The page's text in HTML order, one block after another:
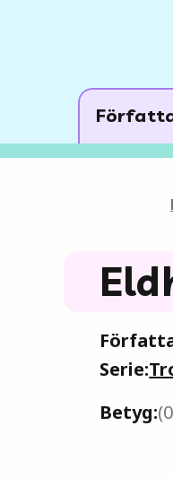
Serie:
Betyg:(0